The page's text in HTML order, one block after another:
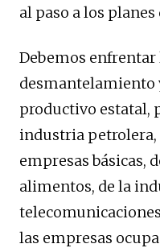
al paso a los
Debemos
desmantelamiento
productivo estatal,
industria petrolera,
empresas básicas,
alimentos, de la
las empresas